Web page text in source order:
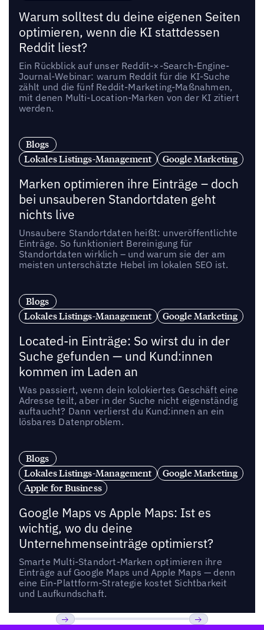
Warum solltest du deine eigenen Seiten
optimieren, wenn die KI stattdessen
Reddit liest?
Ein Rückblick auf unser Reddit-×-Search-Engine-
Journal-Webinar: warum Reddit für die KI-Suche
zählt und die fünf Reddit-Marketing-Maßnahmen,
mit denen Multi-Location-Marken von der KI zitiert
werden.
Blogs
Lokales Listings-Management
Google Marketing
Marken optimieren ihre Einträge – doch
bei unsauberen Standortdaten geht
nichts live
Unsaubere Standortdaten heißt: unveröffentlichte
Einträge. So funktioniert Bereinigung für
Standortdaten wirklich – und warum sie der am
meisten unterschätzte Hebel im lokalen SEO ist.
Blogs
Lokales Listings-Management
Google Marketing
Located-in Einträge: So wirst du in der
Suche gefunden — und Kund:innen
kommen im Laden an
Was passiert, wenn dein kolokiertes Geschäft eine
Adresse teilt, aber in der Suche nicht eigenständig
auftaucht? Dann verlierst du Kund:innen an ein
lösbares Datenproblem.
Blogs
Lokales Listings-Management
Google Marketing
Apple for Business
Google Maps vs Apple Maps: Ist es
wichtig, wo du deine
Unternehmenseinträge optimierst?
Smarte Multi-Standort-Marken optimieren ihre
Einträge auf Google Maps und Apple Maps — denn
eine Ein-Plattform-Strategie kostet Sichtbarkeit
und Laufkundschaft.